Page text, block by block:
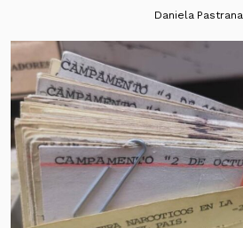
Daniela Pastrana